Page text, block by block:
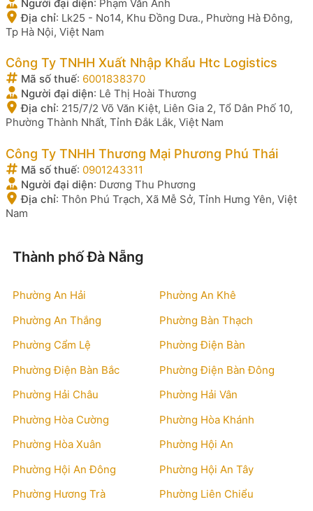
Người đại diện: Phạm Văn Anh
Địa chỉ: Lk25 - No14, Khu Đồng Dưa., Phường Hà Đông,
Tp Hà Nội, Việt Nam
Công Ty TNHH Xuất Nhập Khẩu Htc Logistics
Mã số thuế: 6001838370
Người đại diện: Lê Thị Hoài Thương
Địa chỉ: 215/7/2 Võ Văn Kiệt, Liên Gia 2, Tổ Dân Phố 10,
Phường Thành Nhất, Tỉnh Đắk Lắk, Việt Nam
Công Ty TNHH Thương Mại Phương Phú Thái
Mã số thuế: 0901243311
Người đại diện: Dương Thu Phương
Địa chỉ: Thôn Phú Trạch, Xã Mễ Sở, Tỉnh Hưng Yên, Việt
Nam
Thành phố Đà Nẵng
Phường An Hải
Phường An Khê
Phường An Thắng
Phường Bàn Thạch
Phường Cẩm Lệ
Phường Điện Bàn
Phường Điện Bàn Bắc
Phường Điện Bàn Đông
Phường Hải Châu
Phường Hải Vân
Phường Hòa Cường
Phường Hòa Khánh
Phường Hòa Xuân
Phường Hội An
Phường Hội An Đông
Phường Hội An Tây
Phường Hương Trà
Phường Liên Chiểu